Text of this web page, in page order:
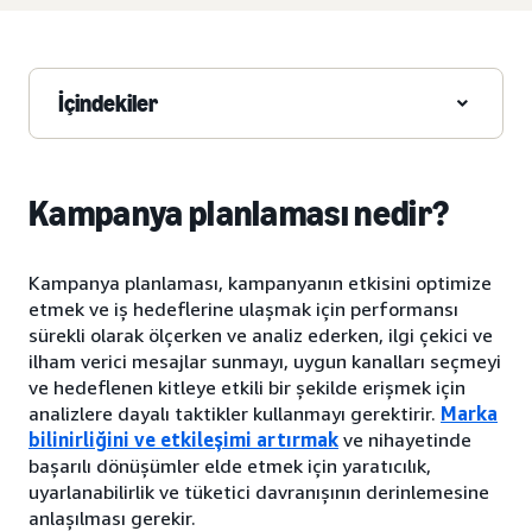
İçindekiler
Kampanya planlaması nedir?
Kampanya planlaması, kampanyanın etkisini optimize
etmek ve iş hedeflerine ulaşmak için performansı
sürekli olarak ölçerken ve analiz ederken, ilgi çekici ve
ilham verici mesajlar sunmayı, uygun kanalları seçmeyi
ve hedeflenen kitleye etkili bir şekilde erişmek için
analizlere dayalı taktikler kullanmayı gerektirir. Marka
bilinirliğini ve etkileşimi artırmak ve nihayetinde
başarılı dönüşümler elde etmek için yaratıcılık,
uyarlanabilirlik ve tüketici davranışının derinlemesine
anlaşılması gerekir.